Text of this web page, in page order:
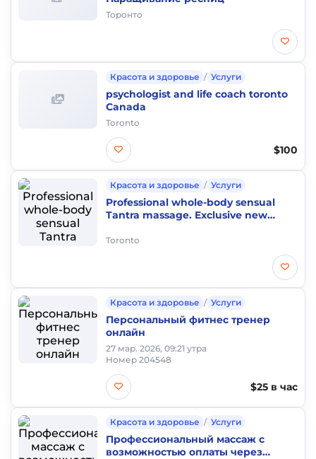
Торонто
Красота и здоровье / Услуги
psychologist and life coach toronto
Canada
Toronto
$100
Красота и здоровье / Услуги
Professional whole-body sensual
Tantra massage. Exclusive new
Toronto
Красота и здоровье / Услуги
Персональный фитнес тренер
онлайн
27 мар. 2026, 09:21 утра
Номер 204548
$25 в час
Красота и здоровье / Услуги
Профессиональный массаж с
возможностью оплаты через